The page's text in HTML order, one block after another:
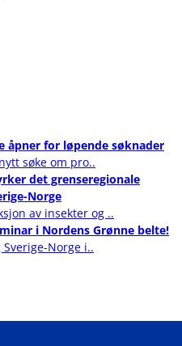
åpner for løpende søknader
søke om pro..
det grenseregionale
Norge
av insekter og ..
i Nordens Grønne belte!
Norge i..